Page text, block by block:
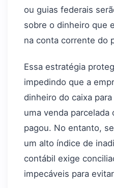
ou guias federais
sobre o dinheiro que
na conta corrente do
Essa estratégia
impedindo que a
dinheiro do caixa
uma venda
pagou. No entanto,
um alto índice de
contábil exige
impecáveis para